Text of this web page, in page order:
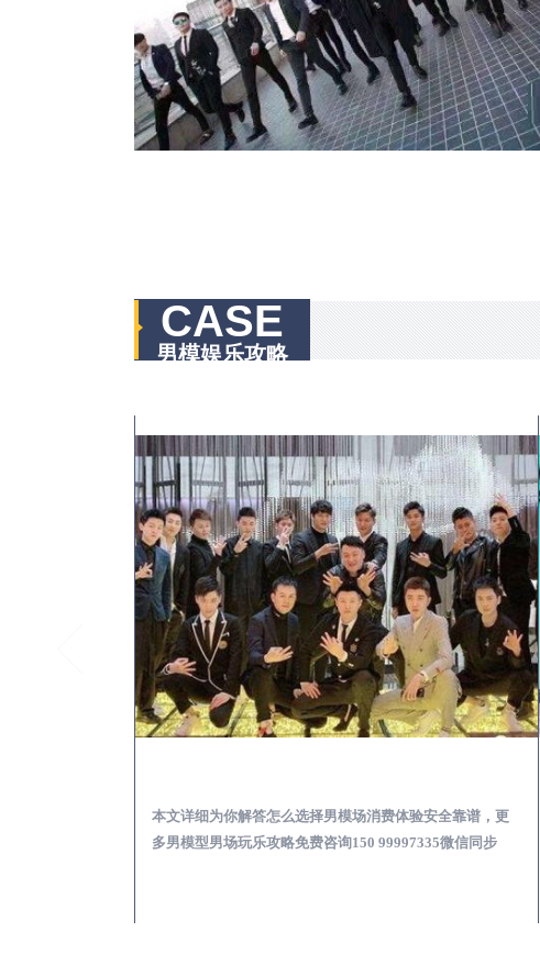
CASE
男模娱乐攻略
本文详细为你解答怎么选择男模场消费体验安全靠谱，更
多男模型男场玩乐攻略免费咨询150 99997335微信同步